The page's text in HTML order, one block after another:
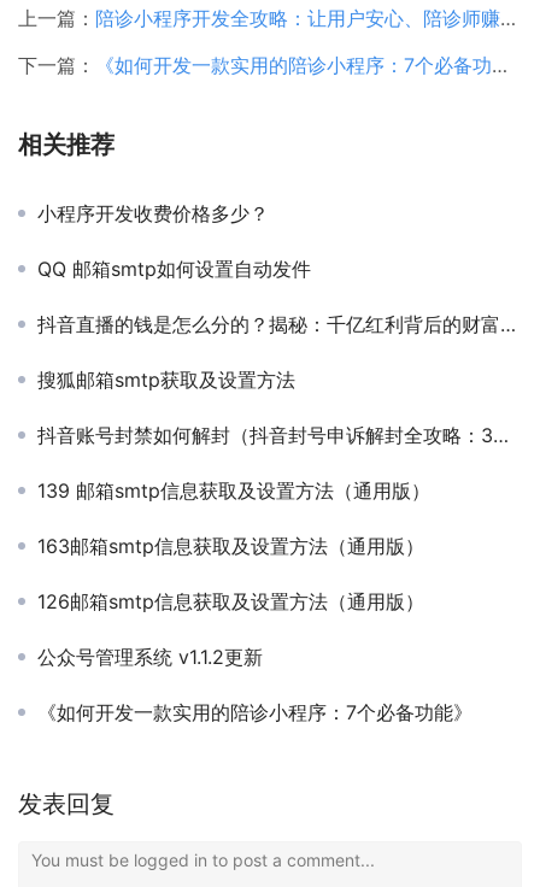
上一篇： 陪诊小程序开发全攻略：让用户安心、陪诊师赚钱、平台省心
下一篇：
《如何开发一款实用的陪诊小程序：7个必备功能》
相关推荐
小程序开发收费价格多少？
QQ 邮箱smtp如何设置自动发件
抖音直播的钱是怎么分的？揭秘：千亿红利背后的财富密码
搜狐邮箱smtp获取及设置方法
抖音账号封禁如何解封（抖音封号申诉解封全攻略：3步恢复账号，成功率提升80%！）
139 邮箱smtp信息获取及设置方法（通用版）
163邮箱smtp信息获取及设置方法（通用版）
126邮箱smtp信息获取及设置方法（通用版）
公众号管理系统 v1.1.2更新
《如何开发一款实用的陪诊小程序：7个必备功能》
发表回复
You must be logged in to post a comment...